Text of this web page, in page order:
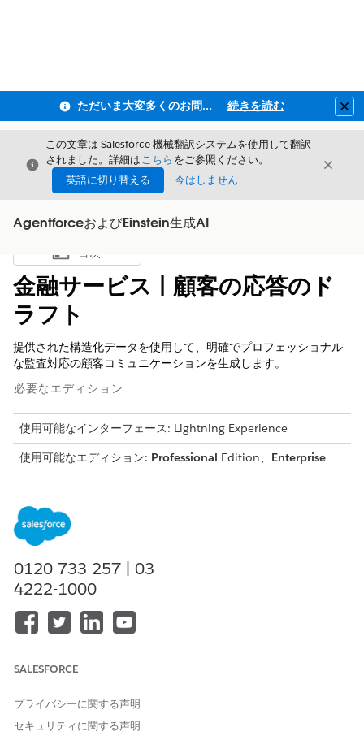
ただいま大変多くのお問い合わせをいただいており、ご連絡までにお時間を頂戴しております 続きを読む
閉じる
この文章は Salesforce 機械翻訳システムを使用して翻訳
されました。詳細はこちら をご参照ください。
英語に切り替える
今はしません
閉じる
AgentforceおよびEinstein生成AI
目次を表示
目次
金融サービス | 顧客の応答のド
ラフト
提供された構造化データを使用して、明確でプロフェッショナル
な監査対応の顧客コミュニケーションを生成します。
必要なエディション
使用可能なインターフェース: Lightning Experience
使用可能なエディション: Professional Edition、 Enterprise
Financial Services Cloud を
「標準エージェントアクションの
API 参照名
0120-733-257 | 03-
4222-1000
SALESFORCE
プライバシーに関する声明
セキュリティに関する声明